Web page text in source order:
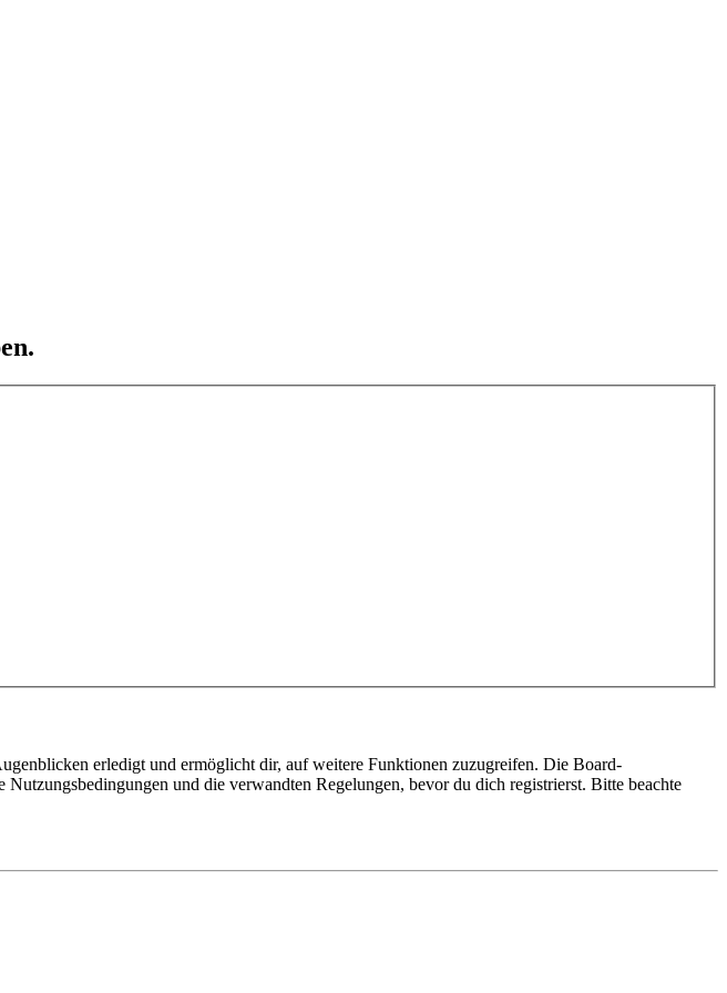
erledigt und ermöglicht dir, auf weitere Funktionen zuzugreifen. Die Board-
und die verwandten Regelungen, bevor du dich registrierst. Bitte beachte